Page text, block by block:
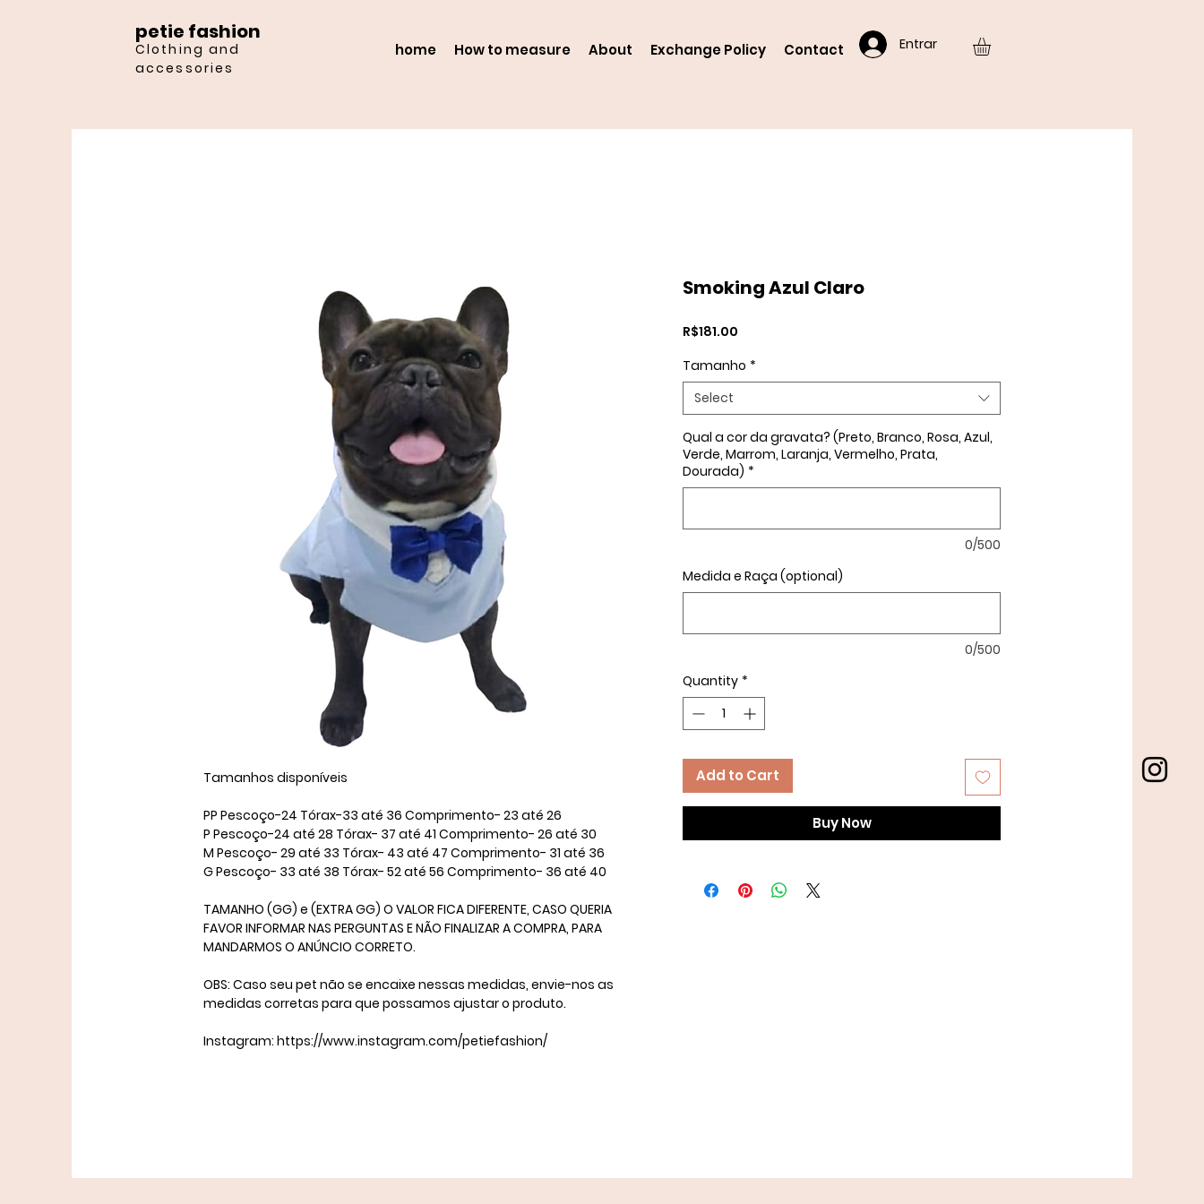
petie fashion
Clothing and
accessories
home How to measure About Exchange Policy Contact Entrar
Tamanhos disponíveis ​
​PP Pescoço-24 Tórax-33 até 36 Comprimento- 23 até 26 ​
P Pescoço-24 até 28 Tórax- 37 até 41 Comprimento- 26 até 30 ​
M Pescoço- 29 até 33 Tórax- 43 até 47 Comprimento- 31 até 36
​G Pescoço- 33 até 38 Tórax- 52 até 56 Comprimento- 36 até 40 ​
TAMANHO (GG) e (EXTRA GG) O VALOR FICA DIFERENTE, CASO QUERIA
FAVOR INFORMAR NAS PERGUNTAS E NÃO FINALIZAR A COMPRA, PARA
MANDARMOS O ANÚNCIO CORRETO. ​ ​
OBS: Caso seu pet não se encaixe nessas medidas, envie-nos as
medidas corretas para que possamos ajustar o produto.
Instagram: https://www.instagram.com/petiefashion/
Smoking Azul Claro
R$181.00
Tamanho *
Select
Qual a cor da gravata? (Preto, Branco, Rosa, Azul,
Verde, Marrom, Laranja, Vermelho, Prata,
Dourada) *
0/500
Medida e Raça (optional)
0/500
Quantity *
Add to Cart
Buy Now